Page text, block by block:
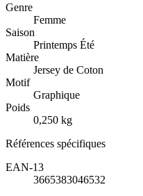
Genre
Femme
Saison
Printemps Été
Matière
Jersey de Coton
Motif
Graphique
Poids
0,250 kg
Références spécifiques
EAN-13
3665383046532